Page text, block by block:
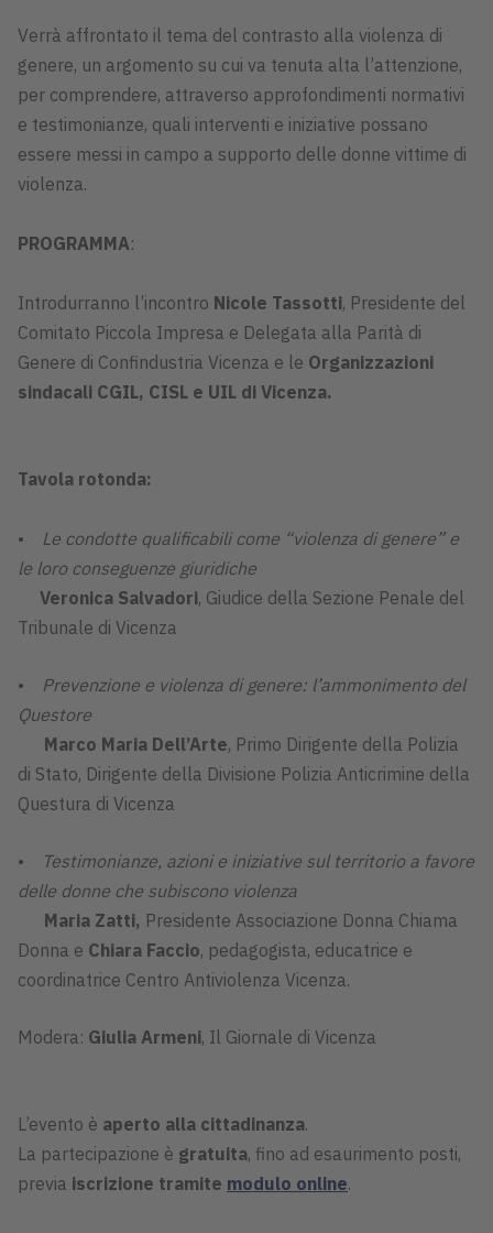
Verrà affrontato il tema del contrasto alla violenza di
genere, un argomento su cui va tenuta alta l’attenzione,
per comprendere, attraverso approfondimenti normativi
e testimonianze, quali interventi e iniziative possano
essere messi in campo a supporto delle donne vittime di
violenza.
PROGRAMMA:
Introdurranno l’incontro Nicole Tassotti, Presidente del
Comitato Piccola Impresa e Delegata alla Parità di
Genere di Confindustria Vicenza e le Organizzazioni
sindacali CGIL, CISL e UIL di Vicenza.
Tavola rotonda:
• Le condotte qualificabili come “violenza di genere” e
le loro conseguenze giuridiche
Veronica Salvadori, Giudice della Sezione Penale del
Tribunale di Vicenza
•
Prevenzione e violenza di genere: l’ammonimento del
Questore
Marco Maria Dell’Arte, Primo Dirigente della Polizia
di Stato, Dirigente della Divisione Polizia Anticrimine della
Questura di Vicenza
•
Testimonianze, azioni e iniziative sul territorio a favore
delle donne che subiscono violenza
Maria Zatti, Presidente Associazione Donna Chiama
Donna e Chiara Faccio, pedagogista, educatrice e
coordinatrice Centro Antiviolenza Vicenza.
Modera: Giulia Armeni, Il Giornale di Vicenza
L’evento è aperto alla cittadinanza.
La partecipazione è gratuita, fino ad esaurimento posti,
previa iscrizione tramite modulo online.